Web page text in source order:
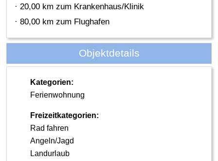
· 20,00 km zum Krankenhaus/Klinik
· 80,00 km zum Flughafen
Objektdetails
Kategorien:
Ferienwohnung
Freizeitkategorien:
Rad fahren
Angeln/Jagd
Landurlaub